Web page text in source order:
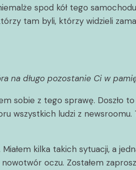
spod kół tego
tam byli, którzy widzieli
na długo pozostanie Ci w
sobie z tego sprawę. Doszło
wszystkich ludzi z
kilka takich sytuacji, a
oczu. Zostałem